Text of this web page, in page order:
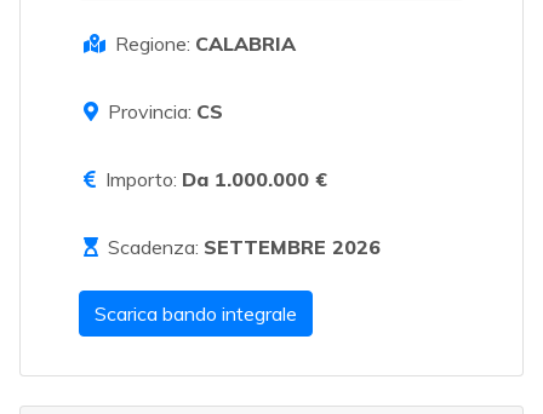
Regione: CALABRIA
Provincia: CS
Importo: Da 1.000.000 €
Scadenza: SETTEMBRE 2026
Scarica bando integrale